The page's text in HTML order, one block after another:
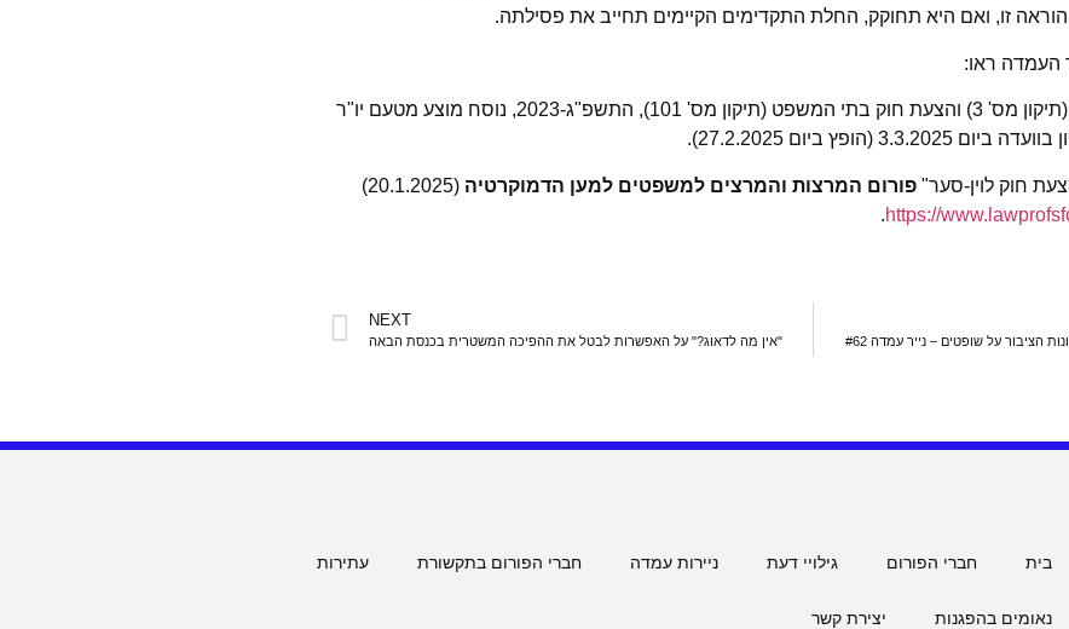
זו, ואם היא תחוקק, החלת התקדימים הקיימים תחייב את פסילתה.
העמדה ראו:
הצעת חוק-יסוד: השפיטה (תיקון מס' 3) והצעת חוק בתי המשפט (תיקון מס' 101), התשפ"ג-2023, נוסח מוצע מטעם יו"ר
(הופץ ביום 27.2.2025).
פורום המרצות והמרצים למשפטים למען הדמוקרטיה (20.1.2025)
https://
.
הציבור על שופטים – נייר עמדה #62
NEXT
"אין מה לדאוג?" על האפשרות לבטל את ההפיכה המשטרית בכנסת הבאה
בית חברי הפורום גילויי דעת ניירות עמדה חברי הפורום בתקשורת עתירות
נאומים בהפגנות יצירת קשר